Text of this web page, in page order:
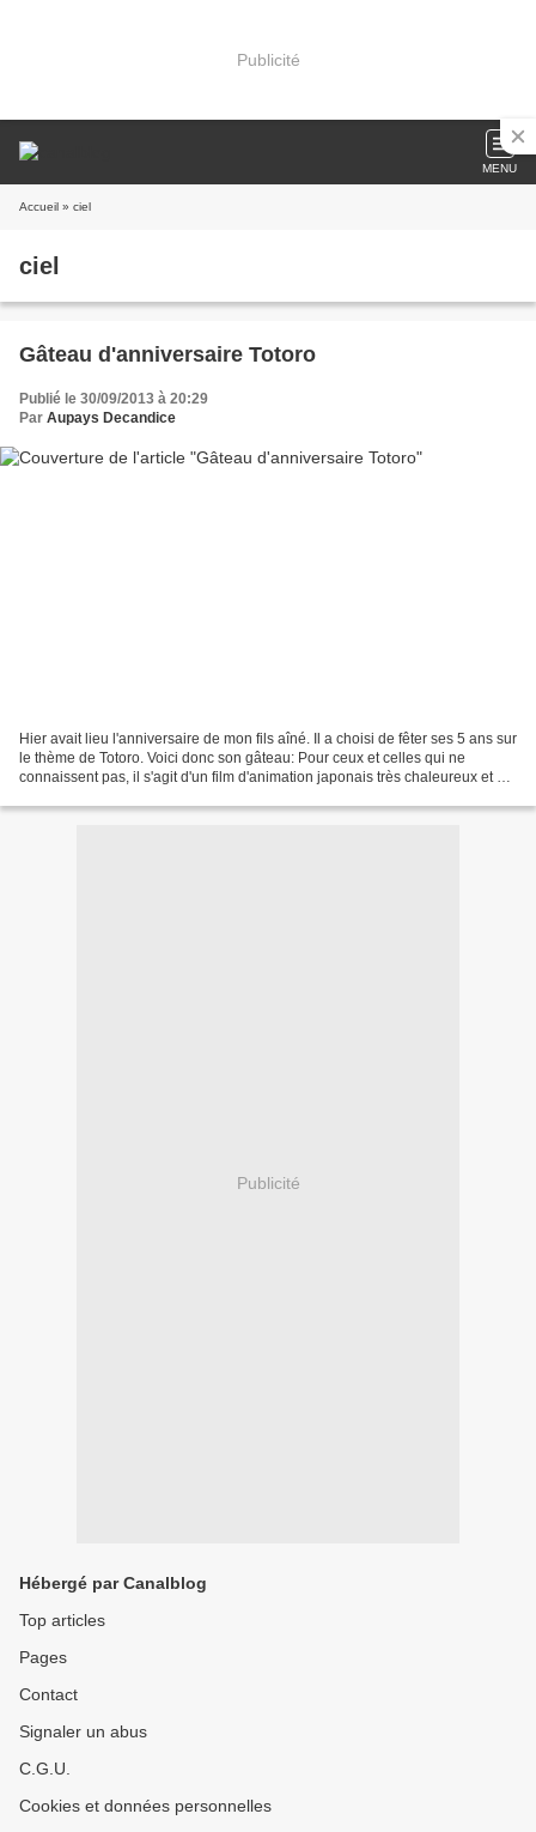
Publicité
MENU
Accueil » ciel
ciel
Gâteau d'anniversaire Totoro
Publié le 30/09/2013 à 20:29
Par Aupays Decandice
Hier avait lieu l'anniversaire de mon fils aîné. Il a choisi de fêter ses 5 ans sur
le thème de Totoro. Voici donc son gâteau: Pour ceux et celles qui ne
connaissent pas, il s'agit d'un film d'animation japonais très chaleureux et qui
Publicité
Hébergé par Canalblog
Top articles
Pages
Contact
Signaler un abus
C.G.U.
Cookies et données personnelles